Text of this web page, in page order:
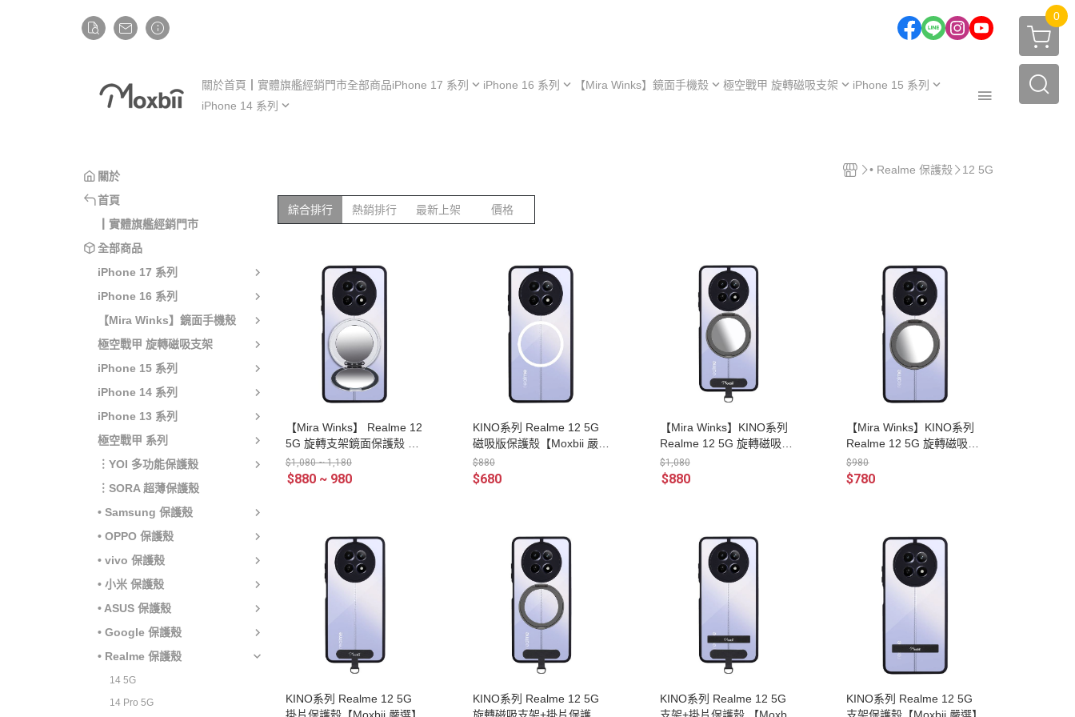
0
關於首頁 ┃實體旗艦經銷門市全部商品iPhone 17 系列
iPhone 17 Pro Max
iPhone 16 系列
iPhone 16 Pro Max
【Mira Winks】鏡面手機殼
Google 型號
Realme 型號
極空戰甲 旋轉磁吸支架 iPhone 15 系列
iPhone 15 Pro
iPhone 14 系列
極空戰甲｜福利品
關於
首頁
┃實體旗艦經銷門市
全部商品
iPhone 17 系列
iPhone 16 系列
【Mira Winks】鏡面手機殼
極空戰甲 旋轉磁吸支架
iPhone 15 系列
iPhone 14 系列
iPhone 13 系列
極空戰甲 系列
︙YOI 多功能保護殼
︙SORA 超薄保護殼
• Samsung 保護殼
• OPPO 保護殼
• vivo 保護殼
• 小米 保護殼
• ASUS 保護殼
• Google 保護殼
• Realme 保護殼
14 5G
14 Pro 5G
• Realme 保護殼 12 5G
綜合排行 熱銷排行 最新上架 價格
【Mira Winks】 Realme 12
5G 旋轉支架鏡面保護殼 KI
NO系列(掀蓋版)
$1,080 ~ 1,180
$880 ~ 980
KINO系列 Realme 12 5G
磁吸版保護殼【Moxbii 嚴
選】
$880
$680
【Mira Winks】KINO系列
Realme 12 5G 旋轉磁吸支
架+掛片 鏡面版保護殼
$1,080
$880
【Mira Winks】KINO系列
Realme 12 5G 旋轉磁吸支
架+鏡面保護殼
$980
$780
KINO系列 Realme 12 5G
掛片保護殼【Moxbii 嚴選】
KINO系列 Realme 12 5G
旋轉磁吸支架+掛片保護殼
KINO系列 Realme 12 5G
支架+掛片保護殼 【Moxbii
KINO系列 Realme 12 5G
支架保護殼【Moxbii 嚴選】